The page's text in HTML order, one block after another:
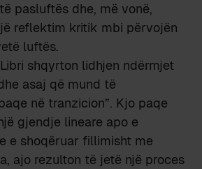
pasluftës dhe, më vonë,
reflektim kritik mbi përvojën
luftës.
Libri shqyrton lidhjen ndërmjet
asaj që mund të
në tranzicion”. Kjo paqe
gjendje lineare apo e
e shoqëruar fillimisht me
ajo rezulton të jetë një proces